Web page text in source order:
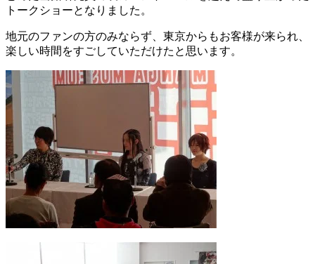
トークショーとなりました。
地元のファンの方のみならず、東京からもお客様が来られ、
楽しい時間をすごしていただけたと思います。